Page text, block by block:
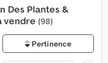
Des Plantes &
vendre (98)
Pertinence